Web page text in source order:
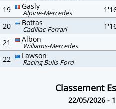
19
Gasly
Alpine-Mercedes
20
Bottas
Cadillac-Ferrari
21
Albon
Williams-Mercedes
22 Lawson
Racing Bulls-Ford
Classement
22/05/2026 -